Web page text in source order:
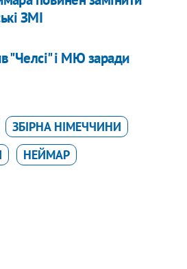
ЗМІ
"Челсі" і МЮ заради
ЗБІРНА НІМЕЧЧИНИ
НЕЙМАР